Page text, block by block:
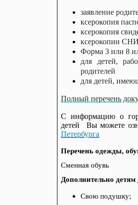
заявление
ксерокопия
ксерокопия
ксерокопии
Форма 3 или 8
для детей,
родителей
для детей,
Полный перечень
С информацию о
детей Вы можете
Петербурга
Перечень одежды,
Сменная обувь
Дополнительно детям
Свою подушку;